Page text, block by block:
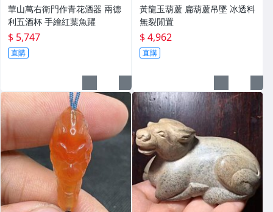
華山萬右衛門作青花酒器 兩德
利五酒杯 手繪紅葉魚躍
$ 5,747
直購
黃龍玉葫蘆 扁葫蘆吊墜 冰透料
無裂閒置
$ 4,962
直購